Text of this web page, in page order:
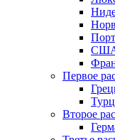
Первое
Второе